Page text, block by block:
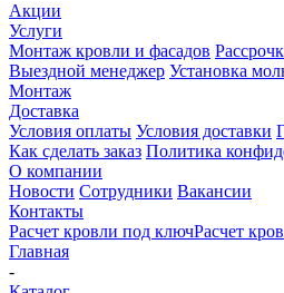
Акции
Услуги
Монтаж кровли и фасадов
Выездной менеджер Установка
Монтаж
Доставка
Условия оплаты Условия доставки
Как сделать заказ Политика
О компании
Новости Сотрудники Вакансии
Контакты
Расчет кровли под ключРасчет
Главная
-